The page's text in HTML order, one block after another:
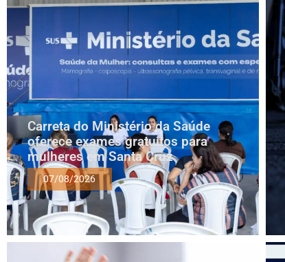
Carreta do Ministério da Saúde
oferece exames gratuitos para
mulheres em Santa Cruz
07/08/2026